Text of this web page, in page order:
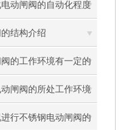
动闸阀的自动化程度
结构介绍
的工作环境有一定的
闸阀的所处工作环境
行不锈钢电动闸阀的